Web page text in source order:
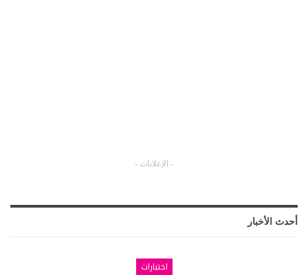
- الإعلانات -
أحدث الأخبار
اختبارات